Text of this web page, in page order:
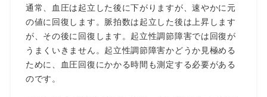
通常、血圧は起立した後に下がりますが、速やかに元
の値に回復します。脈拍数は起立した後は上昇します
が、その後に回復します。起立性調節障害では回復が
うまくいきません。起立性調節障害かどうか見極める
ために、血圧回復にかかる時間も測定する必要がある
のです。